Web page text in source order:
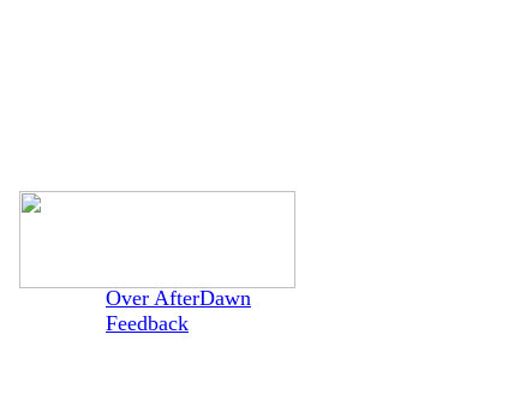
Over AfterDawn
Feedback